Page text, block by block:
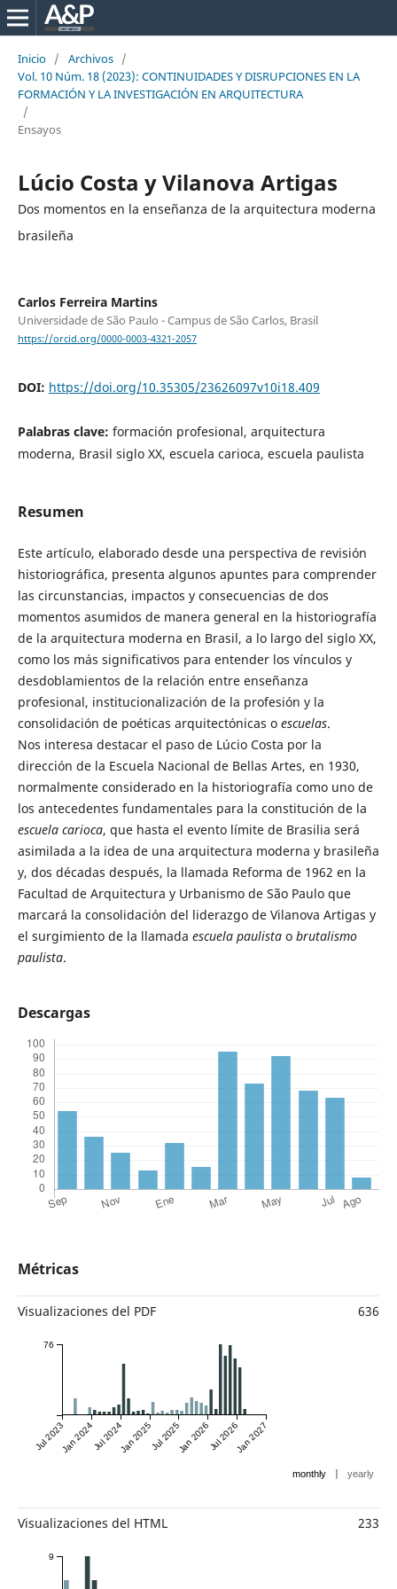
Inicio / Archivos /
Vol. 10 Núm. 18 (2023): CONTINUIDADES Y DISRUPCIONES EN LA
FORMACIÓN Y LA INVESTIGACIÓN EN ARQUITECTURA
/
Ensayos
Lúcio Costa y Vilanova Artigas
Dos momentos en la enseñanza de la arquitectura moderna
brasileña
Carlos Ferreira Martins
Universidade de São Paulo - Campus de São Carlos, Brasil
https://orcid.org/0000-0003-4321-2057
DOI: https://doi.org/10.35305/23626097v10i18.409
Palabras clave: formación profesional, arquitectura
moderna, Brasil siglo XX, escuela carioca, escuela paulista
Resumen
Este artículo, elaborado desde una perspectiva de revisión
historiográfica, presenta algunos apuntes para comprender
las circunstancias, impactos y consecuencias de dos
momentos asumidos de manera general en la historiografía
de la arquitectura moderna en Brasil, a lo largo del siglo XX,
como los más significativos para entender los vínculos y
desdoblamientos de la relación entre enseñanza
profesional, institucionalización de la profesión y la
consolidación de poéticas arquitectónicas o escuelas.
Nos interesa destacar el paso de Lúcio Costa por la
dirección de la Escuela Nacional de Bellas Artes, en 1930,
normalmente considerado en la historiografía como uno de
los antecedentes fundamentales para la constitución de la
escuela carioca, que hasta el evento límite de Brasilia será
asimilada a la idea de una arquitectura moderna y brasileña
y, dos décadas después, la llamada Reforma de 1962 en la
Facultad de Arquitectura y Urbanismo de São Paulo que
marcará la consolidación del liderazgo de Vilanova Artigas y
el surgimiento de la llamada escuela paulistao brutalismo
paulista.
Descargas
Métricas
Visualizaciones del PDF 636
Jul 2023Jan 2024Jul 2024Jan 2025Jul 2025Jan 2026Jul 2026Jan 2027
76
monthly | yearly
Visualizaciones del HTML 233
9